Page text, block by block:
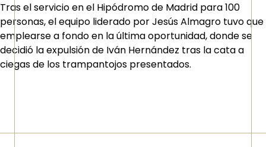
Tras el servicio en el Hipódromo de Madrid para 100
personas, el equipo liderado por Jesús Almagro tuvo que
emplearse a fondo en la última oportunidad, donde se
decidió la expulsión de Iván Hernández tras la cata a
ciegas de los trampantojos presentados.